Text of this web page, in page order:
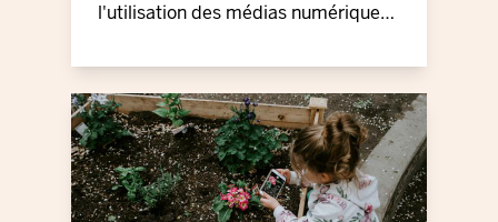
l'utilisation des médias numériques